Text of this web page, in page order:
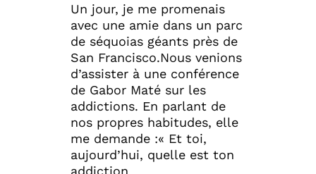
Un jour, je me promenais
avec une amie dans un parc
de séquoias géants près de
San Francisco.Nous venions
d’assister à une conférence
de Gabor Maté sur les
addictions. En parlant de
nos propres habitudes, elle
me demande :« Et toi,
aujourd’hui, quelle est ton
addiction